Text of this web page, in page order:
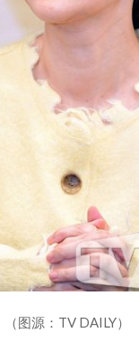
（图源：TV DAILY）